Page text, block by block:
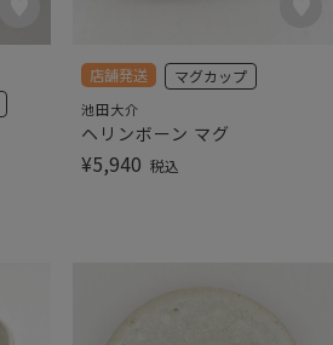
店舗発送 マグカップ
池田大介
ヘリンボーン マグ
¥5,940 税込